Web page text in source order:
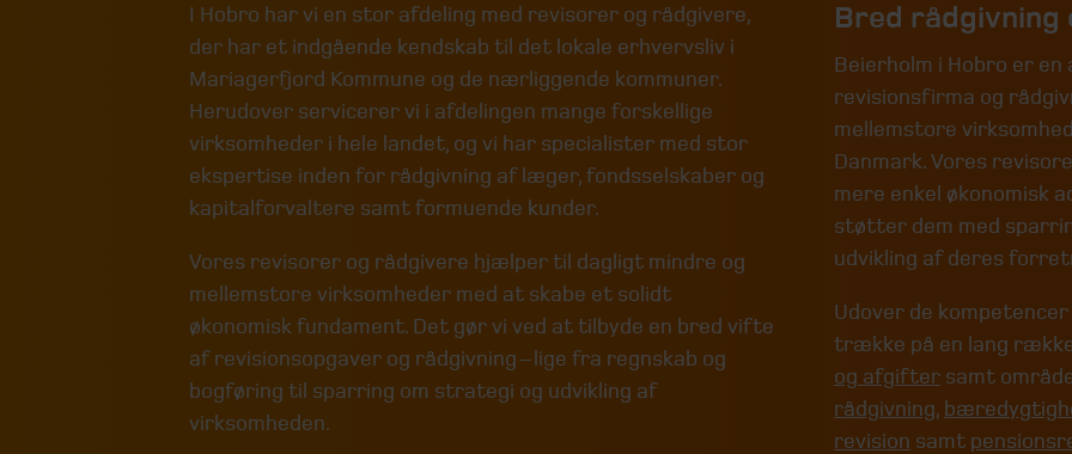
I Hobro har vi en stor afdeling med revisorer og rådgivere,
der har et indgående kendskab til det lokale erhvervsliv i
Mariagerfjord Kommune og de nærliggende kommuner.
Herudover servicerer vi i afdelingen mange forskellige
virksomheder i hele landet, og vi har specialister med stor
ekspertise inden for rådgivning af læger, fondsselskaber og
kapitalforvaltere samt formuende kunder.
Vores revisorer og rådgivere hjælper til dagligt mindre og
mellemstore virksomheder med at skabe et solidt
økonomisk fundament. Det gør vi ved at tilbyde en bred vifte
af revisionsopgaver og rådgivning – lige fra regnskab og
bogføring til sparring om strategi og udvikling af
virksomheden.
Bred rådgivning
Beierholm i Hobro er
revisionsfirma og
mellemstore
Danmark. Vores
mere enkel økonomisk
støtter dem med
udvikling af deres
Udover de
trække på en lang
og afgiftersamt
rådgivning,
revision samt